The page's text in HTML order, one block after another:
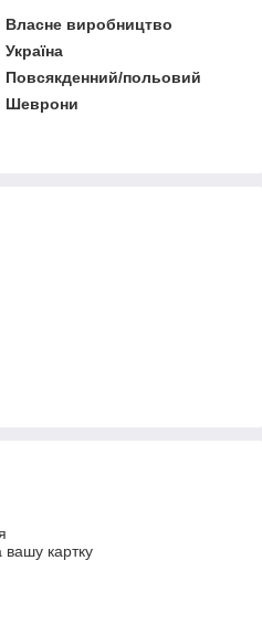
Власне виробництво
Україна
Повсякденний/польовий
Шеврони
вашу картку